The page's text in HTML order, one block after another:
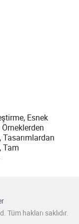
Esnek
Tasarımlardan
Tam
hakları saklıdır.